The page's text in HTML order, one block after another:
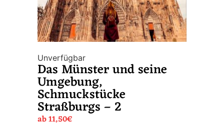
Unverfügbar
Das Münster und seine
Umgebung,
Schmuckstücke
Straßburgs – 2
ab11,50€